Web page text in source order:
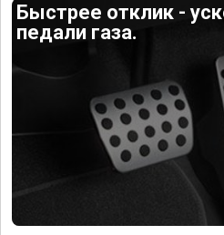
Быстрее отклик -
педали газа.